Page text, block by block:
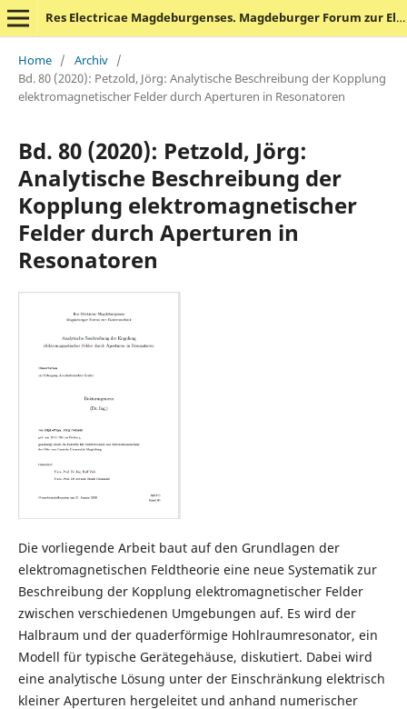
Res Electricae Magdeburgenses. Magdeburger Forum zur Elektrotechnik
Home / Archiv /
Bd. 80 (2020): Petzold, Jörg: Analytische Beschreibung der Kopplung
elektromagnetischer Felder durch Aperturen in Resonatoren
Bd. 80 (2020): Petzold, Jörg:
Analytische Beschreibung der
Kopplung elektromagnetischer
Felder durch Aperturen in
Resonatoren
Die vorliegende Arbeit baut auf den Grundlagen der
elektromagnetischen Feldtheorie eine neue Systematik zur
Beschreibung der Kopplung elektromagnetischer Felder
zwischen verschiedenen Umgebungen auf. Es wird der
Halbraum und der quaderförmige Hohlraumresonator, ein
Modell für typische Gerätegehäuse, diskutiert. Dabei wird
eine analytische Lösung unter der Einschränkung elektrisch
kleiner Aperturen hergeleitet und anhand numerischer